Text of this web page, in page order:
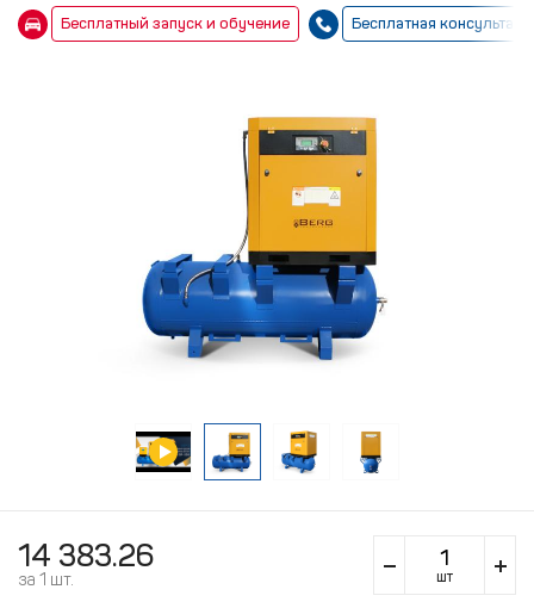
Бесплатный запуск и обучение Бесплатная
14 383.26
за 1 шт. шт